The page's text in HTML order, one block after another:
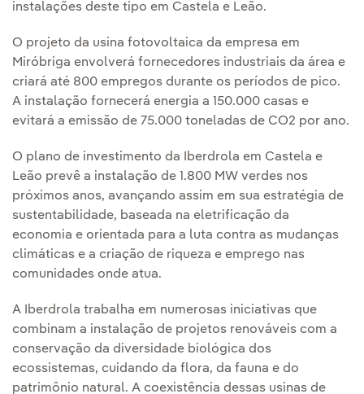
instalações deste tipo em Castela e Leão.
O projeto da usina fotovoltaica da empresa em
Miróbriga envolverá fornecedores industriais da área e
criará até 800 empregos durante os períodos de pico.
A instalação fornecerá energia a 150.000 casas e
evitará a emissão de 75.000 toneladas de CO2 por ano.
O plano de investimento da Iberdrola em Castela e
Leão prevê a instalação de 1.800 MW verdes nos
próximos anos, avançando assim em sua estratégia de
sustentabilidade, baseada na eletrificação da
economia e orientada para a luta contra as mudanças
climáticas e a criação de riqueza e emprego nas
comunidades onde atua.
A Iberdrola trabalha em numerosas iniciativas que
combinam a instalação de projetos renováveis com a
conservação da diversidade biológica dos
ecossistemas, cuidando da flora, da fauna e do
patrimônio natural. A coexistência dessas usinas de